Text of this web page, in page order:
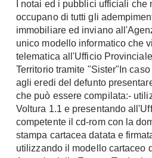
Piumini
Letti Contenitore
Letti a Scomparsa
Armadi
Armadio ante Battenti
Armadi ante
Scorrevoli
Cabine Armadio
I notai ed i pubblici ufficiali che
occupano di tutti gli
immobiliare ed inviano
unico modello informatico che
telematica all'Ufficio
Territorio tramite "Sister"In
agli eredi del defunto
che può essere compilata:-
Voltura 1.1 e presentando
competente il cd-rom con la
stampa cartacea datata e
utilizzando il modello cartaceo